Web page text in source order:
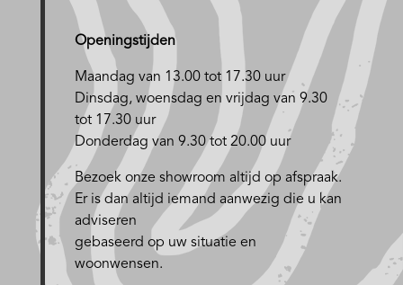
Openingstijden
Maandag van 13.00 tot 17.30 uur
Dinsdag, woensdag en vrijdag van 9.30
tot 17.30 uur
Donderdag van 9.30 tot 20.00 uur
Bezoek onze showroom altijd op afspraak.
Er is dan altijd iemand aanwezig die u kan
adviseren
gebaseerd op uw situatie en
woonwensen.